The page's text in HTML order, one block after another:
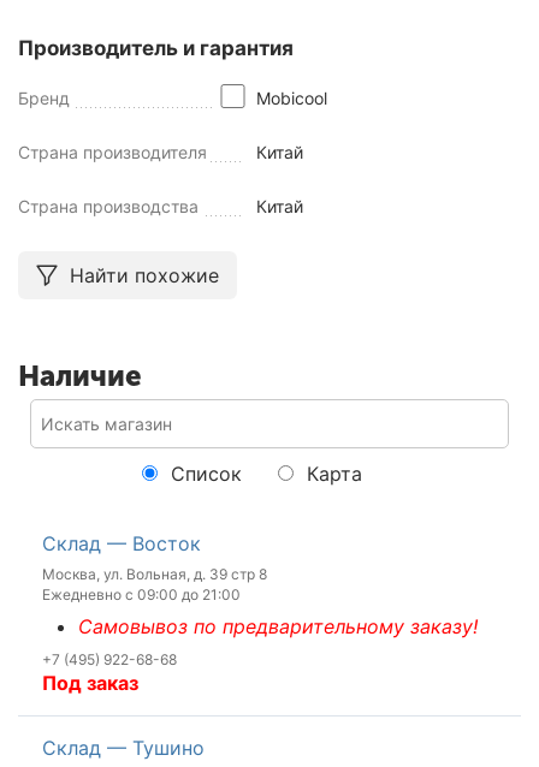
Производитель и гарантия
Бренд Mobicool
Страна производителя Китай
Страна производства Китай
Найти похожие
Наличие
Список Карта
Склад — Восток
Москва, ул. Вольная, д. 39 стр 8
Ежедневно с 09:00 до 21:00
Самовывоз по предварительному заказу!
+7 (495) 922-68-68
Под заказ
Склад — Тушино